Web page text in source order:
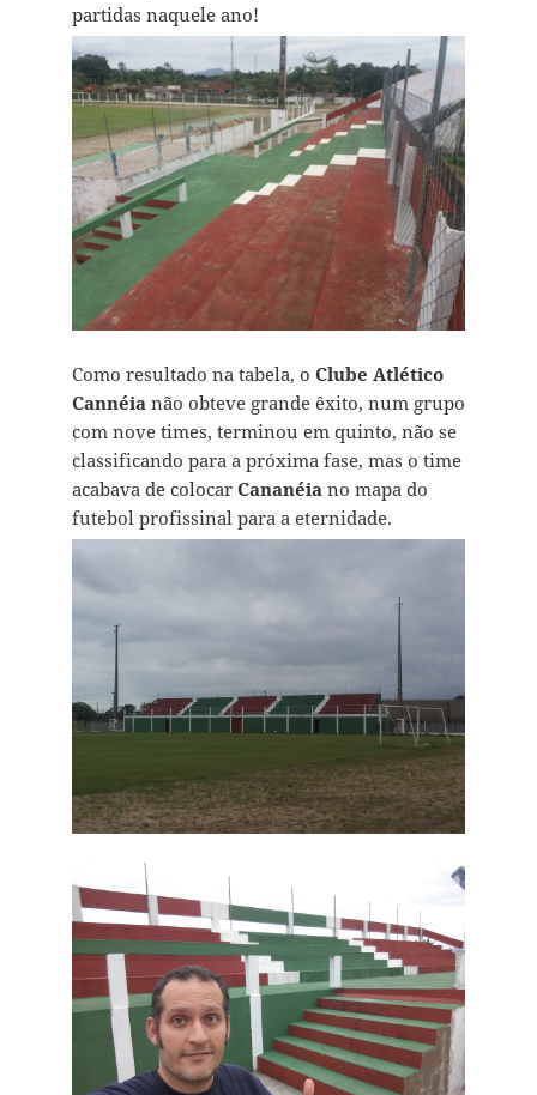
partidas naquele ano!
Como resultado na tabela, o Clube Atlético
Cannéia não obteve grande êxito, num grupo
com nove times, terminou em quinto, não se
classificando para a próxima fase, mas o time
acabava de colocar Cananéia no mapa do
futebol profissinal para a eternidade.